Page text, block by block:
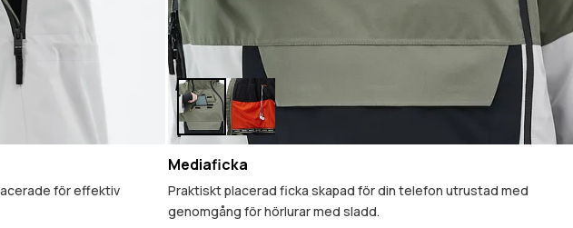
för effektiv
Mediaficka
Praktiskt placerad ficka skapad för din telefon utrustad med
genomgång för hörlurar med sladd.